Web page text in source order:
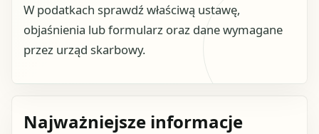
W podatkach sprawdź właściwą ustawę,
objaśnienia lub formularz oraz dane wymagane
przez urząd skarbowy.
Najważniejsze informacje